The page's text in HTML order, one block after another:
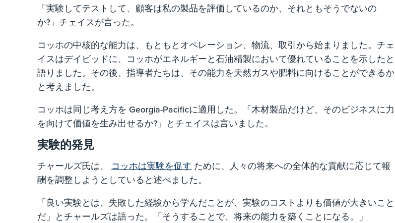
「実験してテストして、顧客は私の製品を評価しているのか、それともそうでないの
か?」チェイスが言った。
コッホの中核的な能力は、もともとオペレーション、物流、取引から始まりました。チェ
イスはデイビッドに、コッホがエネルギーと石油精製において優れていることを示したと
語りました。その後、指導者たちは、その能力を天然ガスや肥料に向けることができるか
と考えました。
コッホは同じ考え方を Georgia-Pacificに適用した。「木材製品だけど、そのビジネスに力
を向けて価値を生み出せるか?」とチェイスは言いました。
実験的発見
チャールズ氏は、 コッホは実験を促す ために、人々の将来への全体的な貢献に応じて報
酬を調整しようとしていると述べました。
「良い実験とは、失敗した経験から学んだことが、実験のコストよりも価値が大きいこと
だ」とチャールズは語った。「そうすることで、将来の能力を築くことになる。」